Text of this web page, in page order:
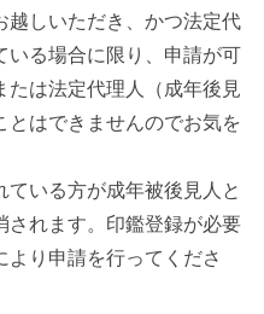
越しいただき、かつ法定代
いる場合に限り、申請が可
たは法定代理人（成年後見
とはできませんのでお気を
いる方が成年被後見人と
されます。印鑑登録が必要
より申請を行ってくださ